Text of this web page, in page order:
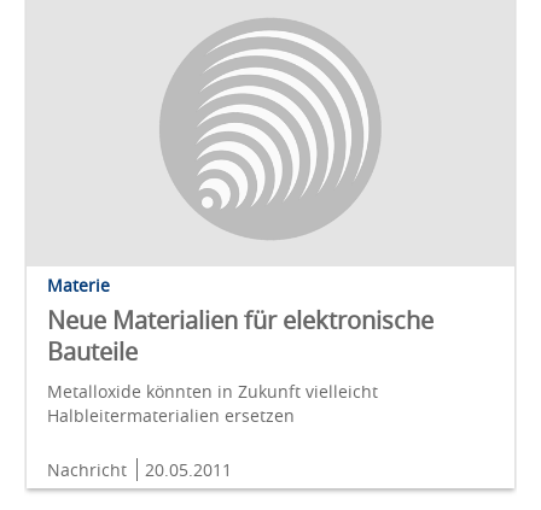
Materie
Neue Materialien für elektronische
Bauteile
Metalloxide könnten in Zukunft vielleicht
Halbleitermaterialien ersetzen
Nachricht 20.05.2011